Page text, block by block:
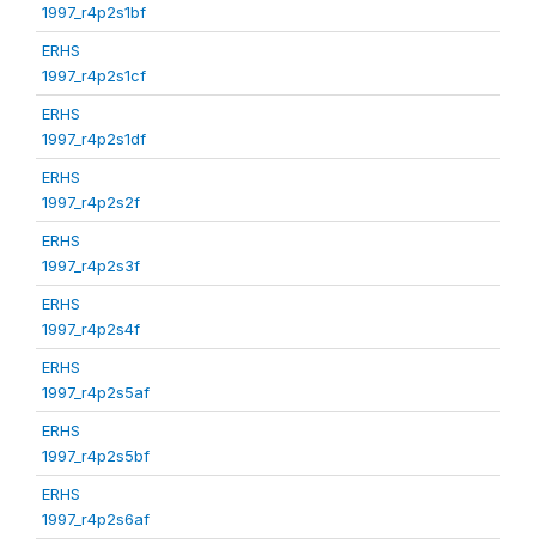
1997_r4p2s1bf
ERHS
1997_r4p2s1cf
ERHS
1997_r4p2s1df
ERHS
1997_r4p2s2f
ERHS
1997_r4p2s3f
ERHS
1997_r4p2s4f
ERHS
1997_r4p2s5af
ERHS
1997_r4p2s5bf
ERHS
1997_r4p2s6af